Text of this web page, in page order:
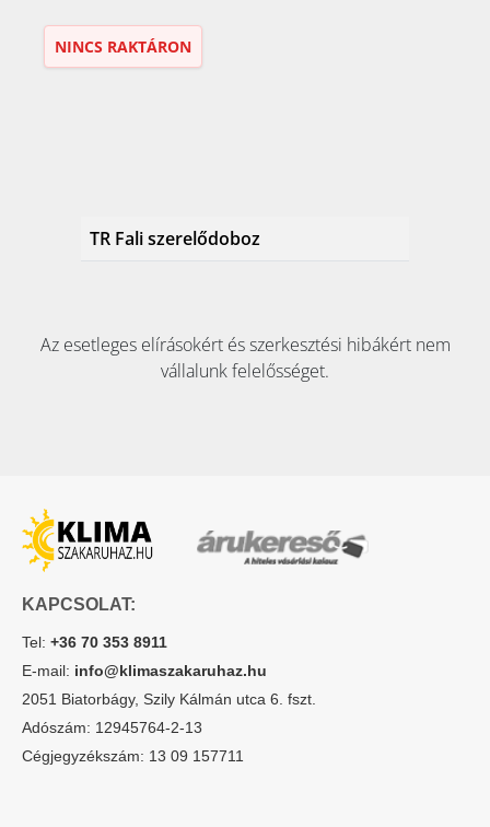
NINCS RAKTÁRON
TR Fali szerelődoboz
Az esetleges elírásokért és szerkesztési hibákért nem
vállalunk felelősséget.
KAPCSOLAT:
Tel: +36 70 353 8911
E-mail: info@klimaszakaruhaz.hu
2051 Biatorbágy, Szily Kálmán utca 6. fszt.
Adószám: 12945764-2-13
Cégjegyzékszám: 13 09 157711